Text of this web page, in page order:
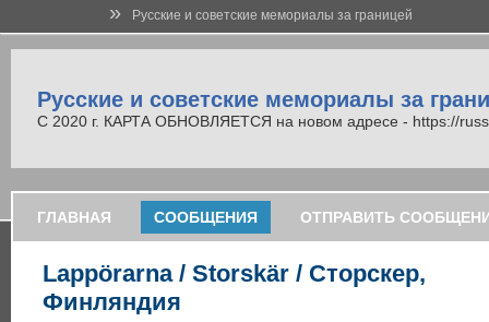
» Русские и советские мемориалы за границей
Русские и советские мемориалы за
С 2020 г. КАРТА ОБНОВЛЯЕТСЯ на новом адресе - https://
ГЛАВНАЯ СООБЩЕНИЯ ОТПРАВИТЬ
Lappörarna / Storskär / Сторскер,
Финляндия